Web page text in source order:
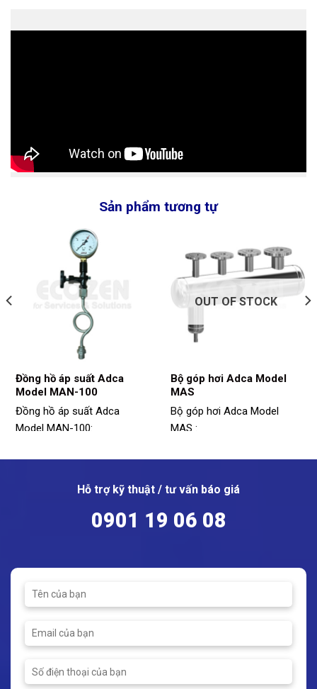
Sản phẩm tương tự
Đồng hồ áp suất Adca
Model MAN-100
Đồng hồ áp suất Adca
Model MAN-100:
Nhiệt độ hoạt động tối đa:
OUT OF STOCK
Bộ góp hơi Adca Model
MAS
Bộ góp hơi Adca Model
MAS :
Sizes: DN100 – DN300
Hỗ trợ kỹ thuật / tư vấn báo giá
0901 19 06 08